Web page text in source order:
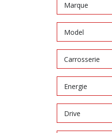
Marque
Model
Carrosserie
Energie
Drive